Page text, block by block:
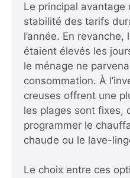
Le principal avantage
stabilité des tarifs
l’année. En
étaient élevés les
le ménage ne
consommation. À
creuses offrent une
les plages sont fixes,
programmer le
chaude ou le lave-
Le choix entre ces